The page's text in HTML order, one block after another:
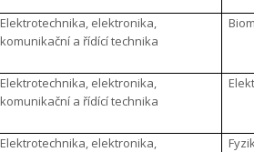
Elektrotechnika, elektronika,
komunikační a řídící technika
Elektrotechnika, elektronika,
komunikační a řídící technika
Elektrotechnika, elektronika,